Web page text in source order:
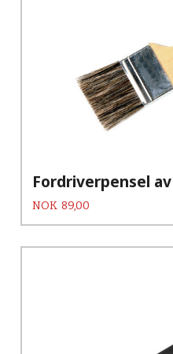
Fordriverpensel
Pris
NOK 89,00